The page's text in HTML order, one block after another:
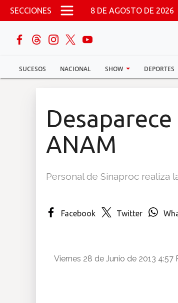
Pasar al contenido principal
SECCIONES 8 DE AGOSTO DE 2026
SUCESOS NACIONAL SHOW DEPORTES
buscar
Sucesos
ANAM
Personal de Sinaproc realiza
Facebook Twitter
Viernes 28 de Junio de 2013 4:57